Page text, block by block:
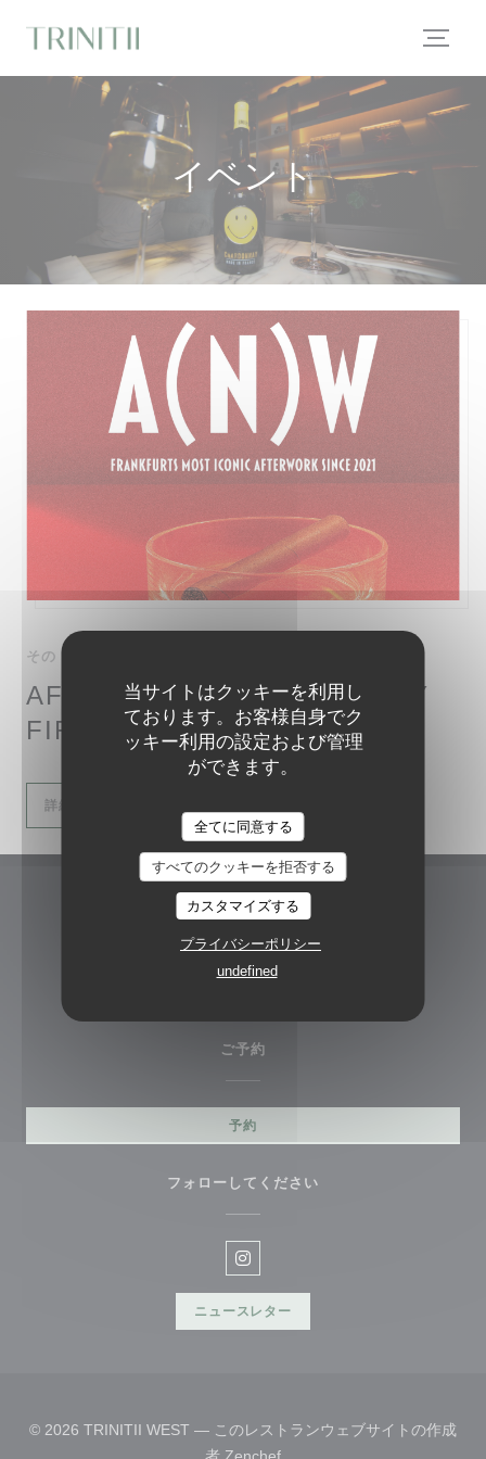
当サイトはクッキーを利用し
ております。お客様自身でク
ッキー利用の設定および管理
ができます。
全てに同意する
すべてのクッキーを拒否する
カスタマイズする
プライバシーポリシー
undefined
イベント
その 1 毎月の から 18H00 まで 22H00
AFTER (NO) WORK – EVERY
FIRST TUESDAY AT TRINITII
詳細
TRINITII WEST
Grüneburgweg 9 60322 Frankfurt am Main
ご予約
予約
フォローしてください
Instagram ((新しいウィンドウ
ニュースレター
© 2026 TRINITII WEST — このレストランウェブサイトの作成
者 Zenchef((新しいウィンドウで開きま